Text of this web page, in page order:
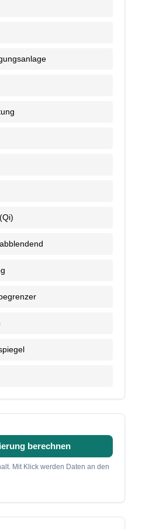
berechnen
Mit Klick werden Daten an den